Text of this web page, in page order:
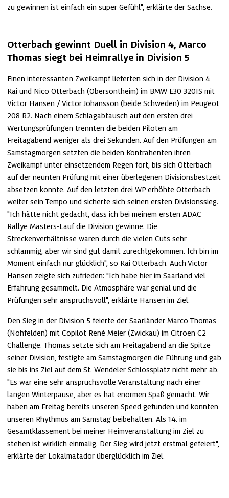
zu gewinnen ist einfach ein super Gefühl", erklärte der Sachse.
Otterbach gewinnt Duell in Division 4, Marco
Thomas siegt bei Heimrallye in Division 5
Einen interessanten Zweikampf lieferten sich in der Division 4
Kai und Nico Otterbach (Obersontheim) im BMW E30 320IS mit
Victor Hansen / Victor Johansson (beide Schweden) im Peugeot
208 R2. Nach einem Schlagabtausch auf den ersten drei
Wertungsprüfungen trennten die beiden Piloten am
Freitagabend weniger als drei Sekunden. Auf den Prüfungen am
Samstagmorgen setzten die beiden Kontrahenten ihren
Zweikampf unter einsetzendem Regen fort, bis sich Otterbach
auf der neunten Prüfung mit einer überlegenen Divisionsbestzeit
absetzen konnte. Auf den letzten drei WP erhöhte Otterbach
weiter sein Tempo und sicherte sich seinen ersten Divisionssieg.
"Ich hätte nicht gedacht, dass ich bei meinem ersten ADAC
Rallye Masters-Lauf die Division gewinne. Die
Streckenverhältnisse waren durch die vielen Cuts sehr
schlammig, aber wir sind gut damit zurechtgekommen. Ich bin im
Moment einfach nur glücklich", so Kai Otterbach. Auch Victor
Hansen zeigte sich zufrieden: "Ich habe hier im Saarland viel
Erfahrung gesammelt. Die Atmosphäre war genial und die
Prüfungen sehr anspruchsvoll", erklärte Hansen im Ziel.
Den Sieg in der Division 5 feierte der Saarländer Marco Thomas
(Nohfelden) mit Copilot René Meier (Zwickau) im Citroen C2
Challenge. Thomas setzte sich am Freitagabend an die Spitze
seiner Division, festigte am Samstagmorgen die Führung und gab
sie bis ins Ziel auf dem St. Wendeler Schlossplatz nicht mehr ab.
"Es war eine sehr anspruchsvolle Veranstaltung nach einer
langen Winterpause, aber es hat enormen Spaß gemacht. Wir
haben am Freitag bereits unseren Speed gefunden und konnten
unseren Rhythmus am Samstag beibehalten. Als 14. im
Gesamtklassement bei meiner Heimveranstaltung im Ziel zu
stehen ist wirklich einmalig. Der Sieg wird jetzt erstmal gefeiert",
erklärte der Lokalmatador überglücklich im Ziel.